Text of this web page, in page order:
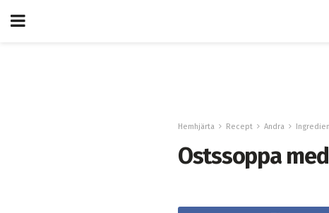
Hemhjärta Recept Andra
Ostssoppa